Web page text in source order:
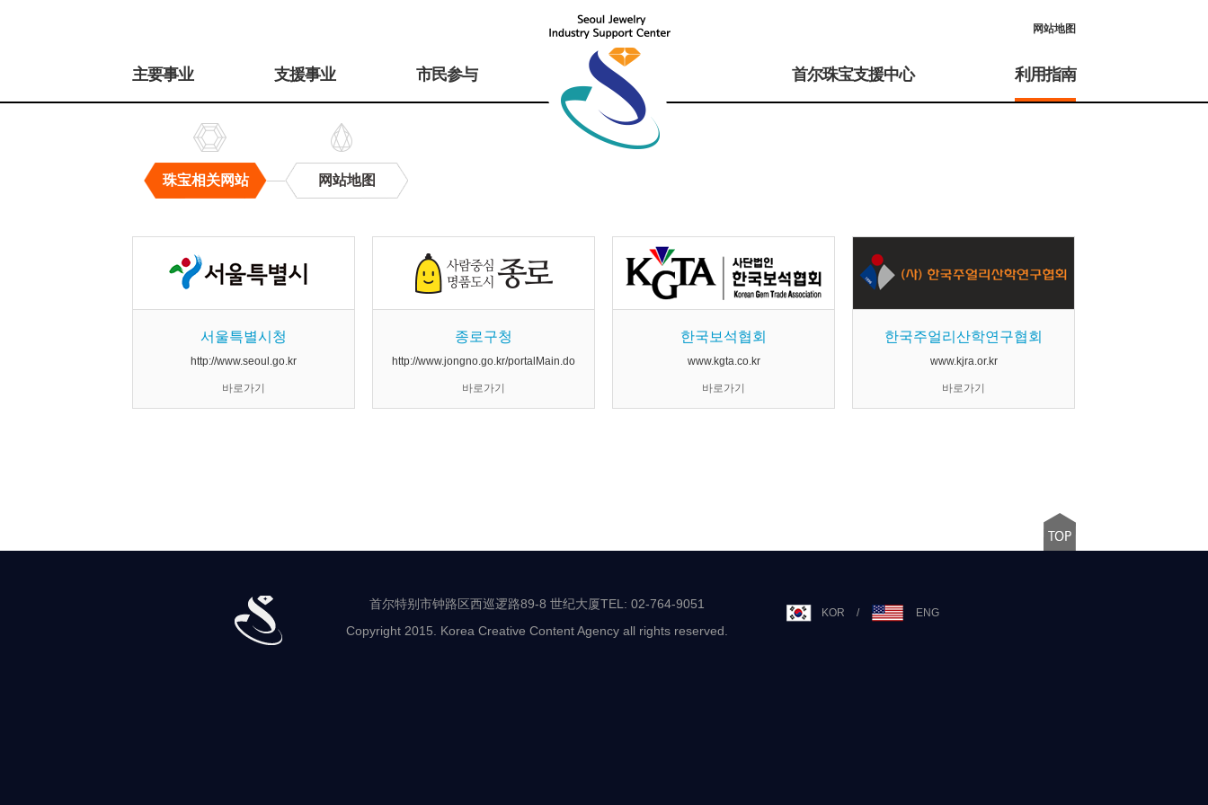
网站地图
메
主要事业 支援事业 市民参与 首尔珠宝支援中心 利用指南
珠宝相关网站 网站地图
서울특별시청
http://www.seoul.go.kr
바로가기
종로구청
http://www.jongno.go.kr/portalMain.do
바로가기
한국보석협회
www.kgta.co.kr
바로가기
한국주얼리산학연구협회
www.kjra.or.kr
바로가기
首尔特别市钟路区西巡逻路89-8 世纪大厦TEL: 02-764-9051
Copyright 2015. Korea Creative Content Agency all rights reserved.
KOR / ENG